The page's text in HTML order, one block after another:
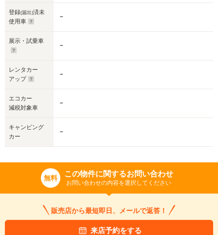
登録(届出)済未
使用車
－
展示・試乗車
－
レンタカー
アップ
－
エコカー
減税対象車
－
キャンピング
カー
－
無料 この物件に関するお問い合わせ
お問い合わせの内容を選択してください
販売店から最短即日、メールで返答！
来店予約をする